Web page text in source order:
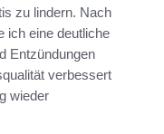
zu lindern. Nach
ich eine deutliche
Entzündungen
verbessert
wieder